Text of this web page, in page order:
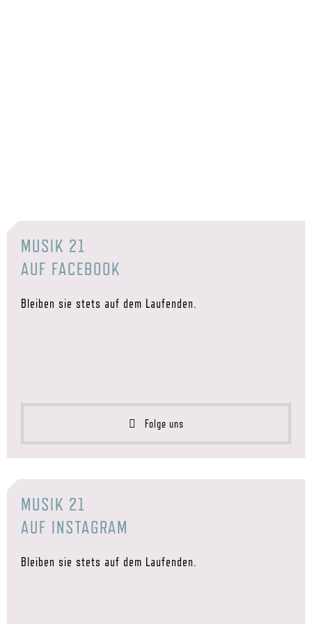
MUSIK 21
AUF FACEBOOK
Bleiben sie stets auf dem Laufenden.
Folge uns
MUSIK 21
AUF INSTAGRAM
Bleiben sie stets auf dem Laufenden.